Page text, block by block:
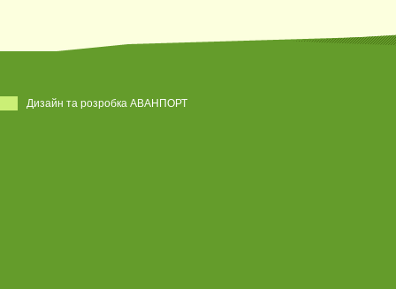
Дизайн та розробка АВАНПОРТ